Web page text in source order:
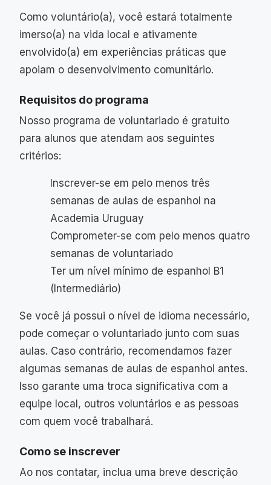
Como voluntário(a), você estará totalmente
imerso(a) na vida local e ativamente
envolvido(a) em experiências práticas que
apoiam o desenvolvimento comunitário.
Requisitos do programa
Nosso programa de voluntariado é gratuito
para alunos que atendam aos seguintes
critérios:
Inscrever-se em pelo menos três
semanas de aulas de espanhol na
Academia Uruguay
Comprometer-se com pelo menos quatro
semanas de voluntariado
Ter um nível mínimo de espanhol B1
(Intermediário)
Se você já possui o nível de idioma necessário,
pode começar o voluntariado junto com suas
aulas. Caso contrário, recomendamos fazer
algumas semanas de aulas de espanhol antes.
Isso garante uma troca significativa com a
equipe local, outros voluntários e as pessoas
com quem você trabalhará.
Como se inscrever
Ao nos contatar, inclua uma breve descrição